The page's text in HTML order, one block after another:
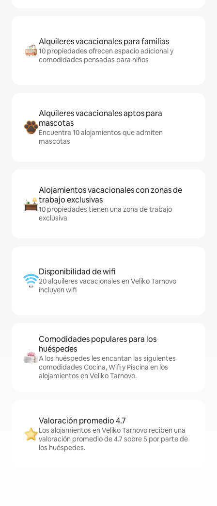
Alquileres vacacionales para familias
10 propiedades ofrecen espacio adicional y
comodidades pensadas para niños
Alquileres vacacionales aptos para
mascotas
Encuentra 10 alojamientos que admiten
mascotas
Alojamientos vacacionales con zonas de
trabajo exclusivas
10 propiedades tienen una zona de trabajo
exclusiva
Disponibilidad de wifi
20 alquileres vacacionales en Veliko Tarnovo
incluyen wifi
Comodidades populares para los
huéspedes
A los huéspedes les encantan las siguientes
comodidades Cocina, Wifi y Piscina en los
alojamientos en Veliko Tarnovo.
Valoración promedio 4.7
Los alojamientos en Veliko Tarnovo reciben una
valoración promedio de 4.7 sobre 5 por parte de
los huéspedes.